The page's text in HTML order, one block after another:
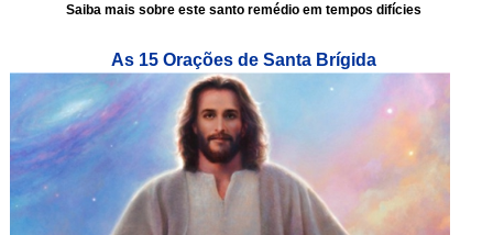
Saiba mais sobre este santo remédio em tempos difícies
As 15 Orações de Santa Brígida